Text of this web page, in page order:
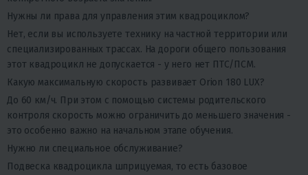
Нужны ли права для управления этим квадроциклом?
Нет, если вы используете технику на частной территории или
специализированных трассах. На дороги общего пользования
этот квадроцикл не допускается - у него нет ПТС/ПСМ.
Какую максимальную скорость развивает Orion 180 LUX?
До 60 км/ч. При этом с помощью системы родительского
контроля скорость можно ограничить до меньшего значения -
это особенно важно на начальном этапе обучения.
Нужно ли специальное обслуживание?
Подвеска квадроцикла шприцуемая, то есть базовое